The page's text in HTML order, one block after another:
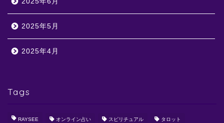
2025年5月
2025年4月
Tags
RAYSEE オンライン占い スピリチュアル タロット